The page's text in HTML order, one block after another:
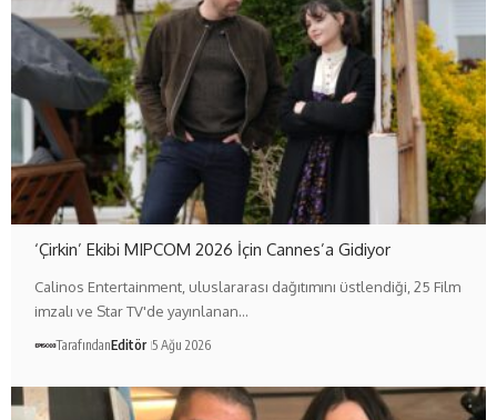
‘Çirkin’ Ekibi MIPCOM 2026 İçin Cannes’a Gidiyor
Calinos Entertainment, uluslararası dağıtımını üstlendiği, 25 Film
imzalı ve Star TV'de yayınlanan…
TarafındanEditör 5 Ağu 2026